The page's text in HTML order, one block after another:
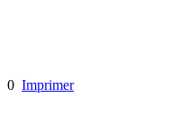
0 Imprimer